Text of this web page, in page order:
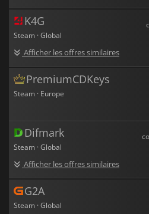
K4G
Steam · Global
Afficher les offres similaires
PremiumCDKeys
Steam · Europe
Difmark
Steam · Global
Afficher les offres similaires
G2A
Steam · Global